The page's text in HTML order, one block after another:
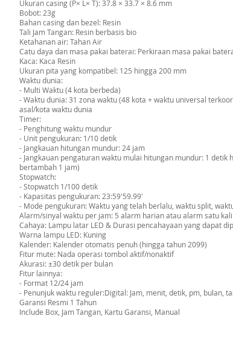
Ukuran casing (P× L× T): 37.8 × 33.7 × 8.6 mm
Bobot: 23g
Bahan casing dan bezel: Resin
Tali Jam Tangan: Resin berbasis bio
Ketahanan air: Tahan Air
Catu daya dan masa pakai baterai: Perkiraan masa pakai
Kaca: Kaca Resin
Ukuran pita yang kompatibel: 125 hingga 200 mm
Waktu dunia:
- Multi Waktu (4 kota berbeda)
- Waktu dunia: 31 zona waktu (48 kota + waktu universal
asal/kota waktu dunia
Timer:
- Penghitung waktu mundur
- Unit pengukuran: 1/10 detik
- Jangkauan hitungan mundur: 24 jam
- Jangkauan pengaturan waktu mulai hitungan mundur: 1
bertambah 1 jam)
Stopwatch:
- Stopwatch 1/100 detik
- Kapasitas pengukuran: 23:59'59.99'
- Mode pengukuran: Waktu yang telah berlalu, waktu split,
Alarm/sinyal waktu per jam: 5 alarm harian atau alarm satu
Cahaya: Lampu latar LED & Durasi pencahayaan yang dapat
Warna lampu LED: Kuning
Kalender: Kalender otomatis penuh (hingga tahun 2099)
Fitur mute: Nada operasi tombol aktif/nonaktif
Akurasi: ±30 detik per bulan
Fitur lainnya:
- Format 12/24 jam
- Penunjuk waktu reguler:Digital: Jam, menit, detik, pm, bulan,
Garansi Resmi 1 Tahun
Include Box, Jam Tangan, Kartu Garansi, Manual